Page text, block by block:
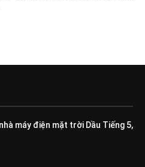
máy điện mặt trời Dầu Tiếng 5,